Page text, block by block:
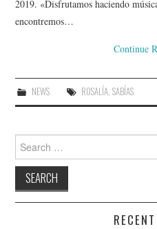
2019. «Disfrutamos haciendo
encontremos…
Continue
NEWS ROSALÍA, SABÍAS
Search
for: